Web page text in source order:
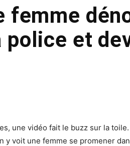
femme
police et
une vidéo fait le buzz sur la
y voit une femme se promener